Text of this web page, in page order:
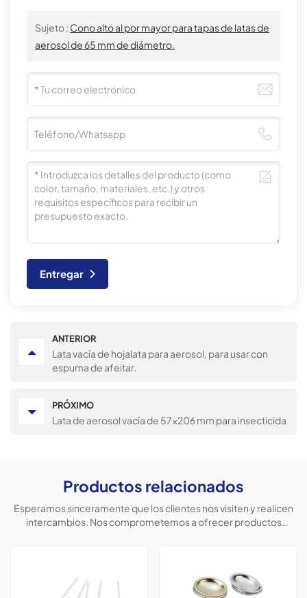
Sujeto : Cono alto al por mayor para tapas de latas de
aerosol de 65 mm de diámetro.
Entregar
ANTERIOR
Lata vacía de hojalata para aerosol, para usar con
espuma de afeitar.
PRÓXIMO
Lata de aerosol vacía de 57x206 mm para insecticida
Productos relacionados
Esperamos sinceramente que los clientes nos visiten y realicen
intercambios. Nos comprometemos a ofrecer productos